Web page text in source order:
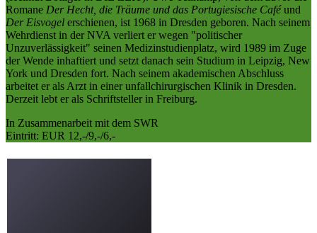
Romane Der Hecht, die Träume und das Portugiesische Caféund
Der Eisvogel erschienen, ist 1968 in Dresden geboren. Nach seinem
Wehrdienst in der NVA verliert er wegen "politischer
Unzuverlässigkeit" seinen Medizinstudienplatz, wird 1989 im Zuge
der Wende inhaftiert und setzt danach sein Studium in Leipzig, New
York und Dresden fort. Nach seinem akademischen Abschluss
arbeitet er als Arzt in einer unfallchirurgischen Klinik in Dresden.
Derzeit lebt er als Schriftsteller in Freiburg.
In Zusammenarbeit mit dem SWR
Eintritt: EUR 12,-/9,-/6,-